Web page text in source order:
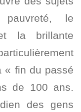
le
la brillante
« fin du passé
de 100 ans.
des gens